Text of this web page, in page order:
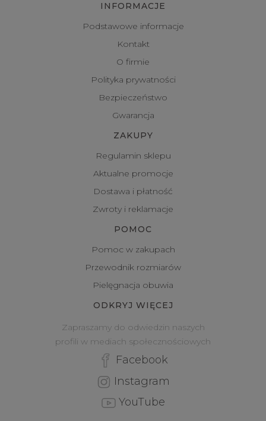
INFORMACJE
Podstawowe informacje
Kontakt
O firmie
Polityka prywatności
Bezpieczeństwo
Gwarancja
ZAKUPY
Regulamin sklepu
Aktualne promocje
Dostawa i płatność
Zwroty i reklamacje
POMOC
Pomoc w zakupach
Przewodnik rozmiarów
Pielęgnacja obuwia
ODKRYJ WIĘCEJ
Zapraszamy do odwiedzin naszych
profili w mediach społecznościowych
Facebook
Instagram
YouTube